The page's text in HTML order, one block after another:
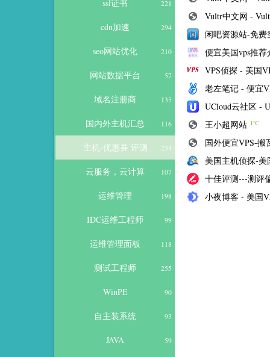
ssl证书 221
cdn加速 294
seo网站优化 210
网站数据平台 57
域名注册商 135
国内外主机汇总 116
主机-优惠券 评测 234
云服务，云计算 107
运维管理 198
IDC运维工程师 99
运维管理面板 118
测试工程师 255
WinPE 90
自主装系统 93
JAVA 59
Vultr中文网 -
闲吧资源站-免费
便宜美国vps推荐
VPS侦探 - 美国
老左笔记 - 便宜
UCloud云社区 -
王小超网站 1℃
国外便宜VPS-搬
美国主机侦探-
十佳评测---测评
小夜博客 - 美国